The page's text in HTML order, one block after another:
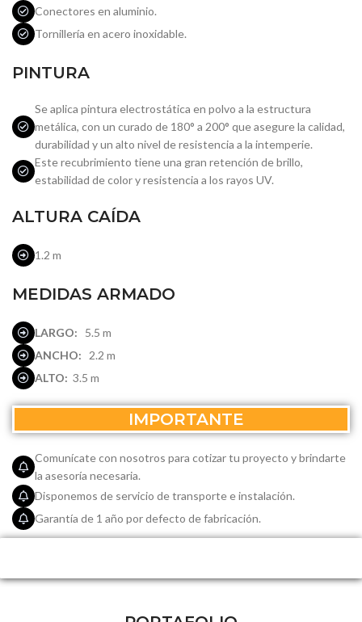
Conectores en aluminio.
Tornillería en acero inoxidable.
PINTURA
Se aplica pintura electrostática en polvo a la estructura
metálica, con un curado de 180° a 200° que asegure la calidad,
durabilidad y un alto nivel de resistencia a la intemperie.
Este recubrimiento tiene una gran retención de brillo,
estabilidad de color y resistencia a los rayos UV.
ALTURA CAÍDA
1.2 m
MEDIDAS ARMADO
LARGO: 5.5 m
ANCHO: 2.2 m
ALTO: 3.5 m
IMPORTANTE
Comunícate con nosotros para cotizar tu proyecto y brindarte
la asesoría necesaria.
Disponemos de servicio de transporte e instalación.
Garantía de 1 año por defecto de fabricación.